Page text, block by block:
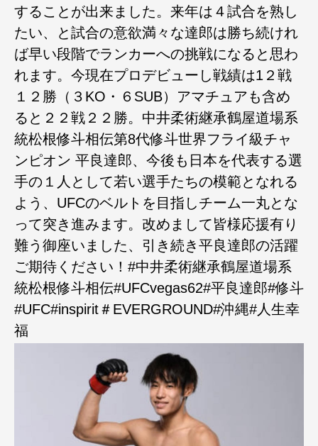
することが出来ました。来年は４試合を熟し
たい、と試合の意欲満々な達郎は勝ち続けれ
ば早い段階でランカーへの挑戦になると思わ
れます。今現在プロデビューし戦績は1２戦
１２勝（３KO・６SUB）アマチュアも含め
ると２２戦２２勝。中井柔術継承鶴屋道場系
統松根修斗相伝第8代修斗世界フライ級チャ
ンピオン 平良達郎、今後も日本を代表する選
手の１人として若い選手たちの模範となれる
よう、UFCのベルトを目指しチーム一丸とな
って突き進みます。改めまして皆様応援有り
難う御座いました、引き続き平良達郎の活躍
ご期待ください！#中井柔術継承鶴屋道場系
統松根修斗相伝#UFCvegas62#平良達郎#修斗
#UFC#inspirit＃EVERGROUND#沖縄#人生幸
福